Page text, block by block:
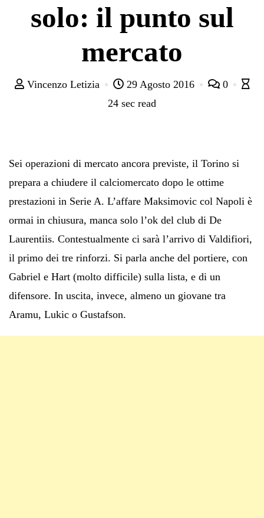
solo: il punto sul
mercato
Vincenzo Letizia 29 Agosto 2016
0
24 sec read
Sei operazioni di mercato ancora previste, il Torino si
prepara a chiudere il calciomercato dopo le ottime
prestazioni in Serie A. L’affare Maksimovic col Napoli è
ormai in chiusura, manca solo l’ok del club di De
Laurentiis. Contestualmente ci sarà l’arrivo di Valdifiori,
il primo dei tre rinforzi. Si parla anche del portiere, con
Gabriel e Hart (molto difficile) sulla lista, e di un
difensore. In uscita, invece, almeno un giovane tra
Aramu, Lukic o Gustafson.